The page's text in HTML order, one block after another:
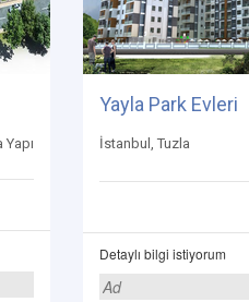
Yapı
Yayla Park Evleri
İstanbul, Tuzla
Detaylı bilgi istiyorum